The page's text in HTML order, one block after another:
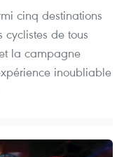
cinq destinations
de tous
la campagne
inoubliable